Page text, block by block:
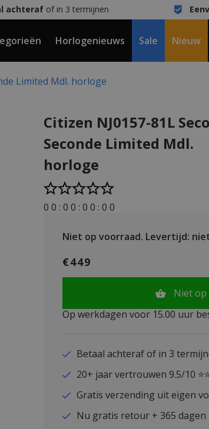
achterafof in 3 termijnen
Horlogenieuws Sale Nieuw
Limited Mdl. horloge
Citizen NJ0157-81L
Seconde Limited Mdl.
horloge
0 0 : 0 0 : 0 0 : 0 0
Niet op voorraad. Levertijd:
€449
Niet
Op werkdagen voor 15.00 uur
Betaal achteraf of in 3
20+ jaar vertrouwen 9.5/10
Gratis verzending uit eigen
Nu gratis retour + 365 dagen